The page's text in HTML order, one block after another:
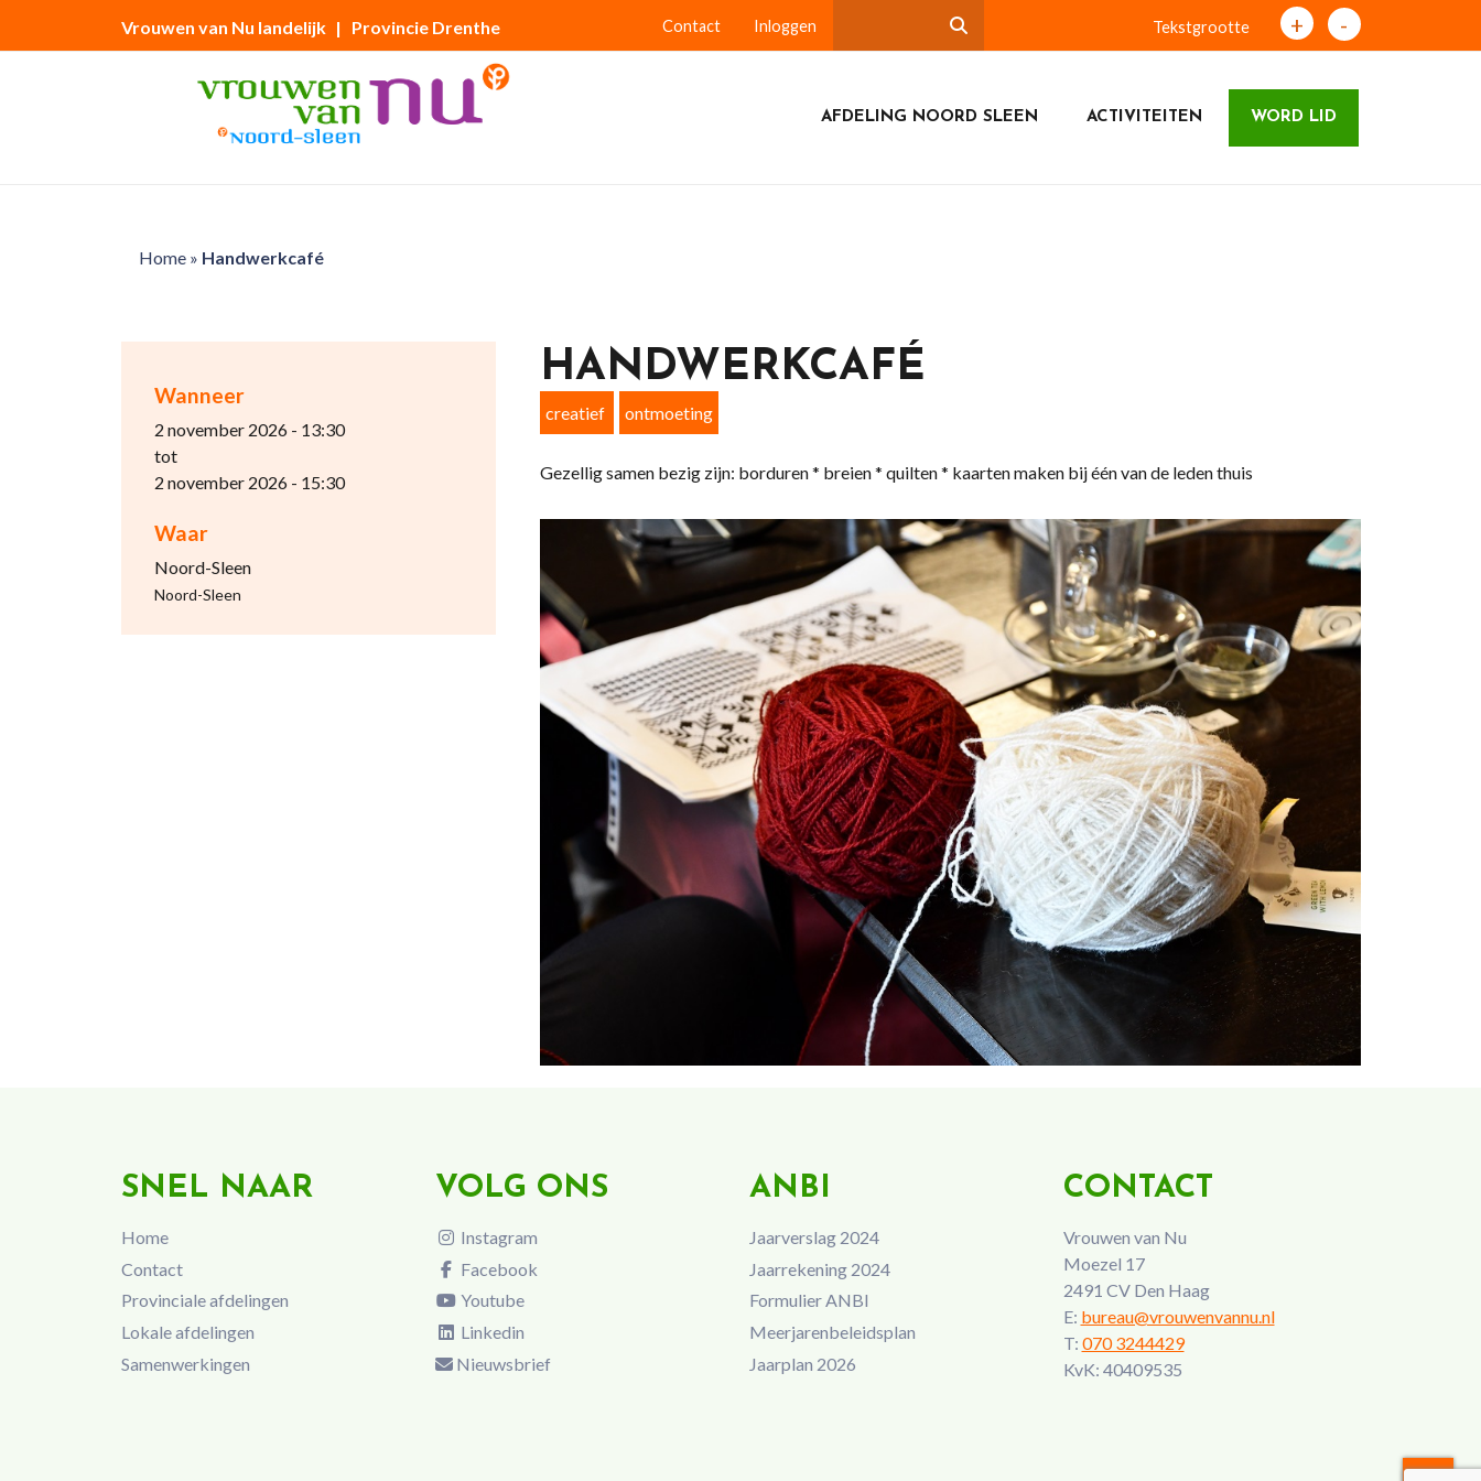
Vrouwen van Nu landelijk | Provincie Drenthe Contact Inloggen Tekstgrootte + -
AFDELING NOORD SLEEN ACTIVITEITEN WORD LID
Home» Handwerkcafé
Wanneer
2 november 2026 - 13:30
tot
2 november 2026 - 15:30
Waar
Noord-Sleen
Noord-Sleen
HANDWERKCAFÉ
creatief ontmoeting
Gezellig samen bezig zijn: borduren * breien * quilten * kaarten maken bij één van de leden thuis
SNEL NAAR
Home
Contact
Provinciale afdelingen
Lokale afdelingen
Samenwerkingen
VOLG ONS
Instagram
Facebook
Youtube
Linkedin
Nieuwsbrief
ANBI
Jaarverslag 2024
Jaarrekening 2024
Formulier ANBI
Meerjarenbeleidsplan
Jaarplan 2026
CONTACT
Vrouwen van Nu
Moezel 17
2491 CV Den Haag
E: bureau@vrouwenvannu.nl
T: 070 3244429
KvK: 40409535